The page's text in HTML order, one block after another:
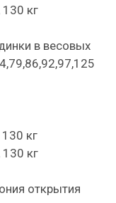
кг
в весовых
кг
кг
открытия